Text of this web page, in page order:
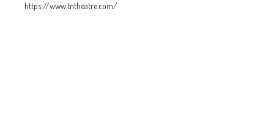
https://www.tntheatre.com/